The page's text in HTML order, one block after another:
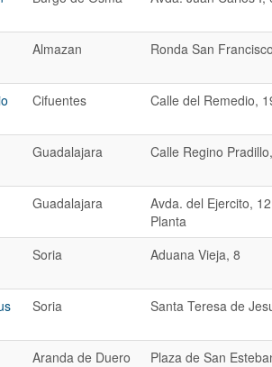
Almazan Ronda San
Cifuentes Calle del Remedio,
Guadalajara Calle Regino
Guadalajara
Avda. del Ejercito,
Planta
Soria Aduana Vieja, 8
Soria Santa Teresa de
Aranda de Duero Plaza de San